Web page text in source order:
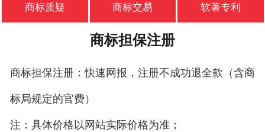
商标质疑 商标交易 软著专利
商标担保注册
商标担保注册：快速网报，注册不成功退全款（含商
标局规定的官费）
注：具体价格以网站实际价格为准；